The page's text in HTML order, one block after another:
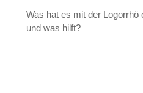
Was hat es mit der Logorrhö
und was hilft?